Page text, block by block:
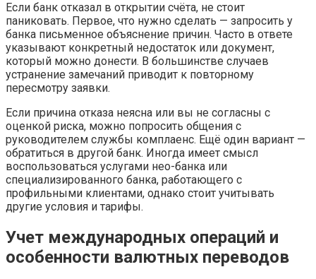
Если банк отказал в открытии счёта, не стоит
паниковать. Первое, что нужно сделать — запросить у
банка письменное объяснение причин. Часто в ответе
указывают конкретный недостаток или документ,
который можно донести. В большинстве случаев
устранение замечаний приводит к повторному
пересмотру заявки.
Если причина отказа неясна или вы не согласны с
оценкой риска, можно попросить общения с
руководителем службы комплаенс. Ещё один вариант —
обратиться в другой банк. Иногда имеет смысл
воспользоваться услугами нео-банка или
специализированного банка, работающего с
профильными клиентами, однако стоит учитывать
другие условия и тарифы.
Учет международных операций и
особенности валютных переводов